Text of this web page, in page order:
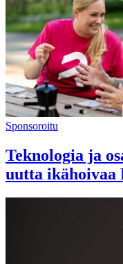
Sponsoroitu
Teknologia ja
uutta ikähoivaa